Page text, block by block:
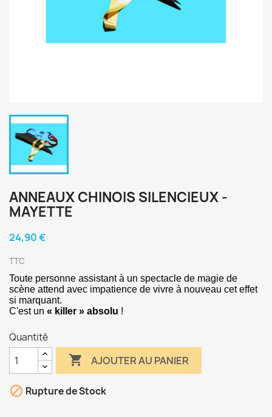
ANNEAUX CHINOIS SILENCIEUX -
MAYETTE
24,90 €
TTC
Toute personne assistant à un spectacle de magie de
scène attend avec impatience de vivre à nouveau cet effet
si marquant.
C'est un « killer » absolu !
Quantité
 AJOUTER AU PANIER
 Rupture de Stock